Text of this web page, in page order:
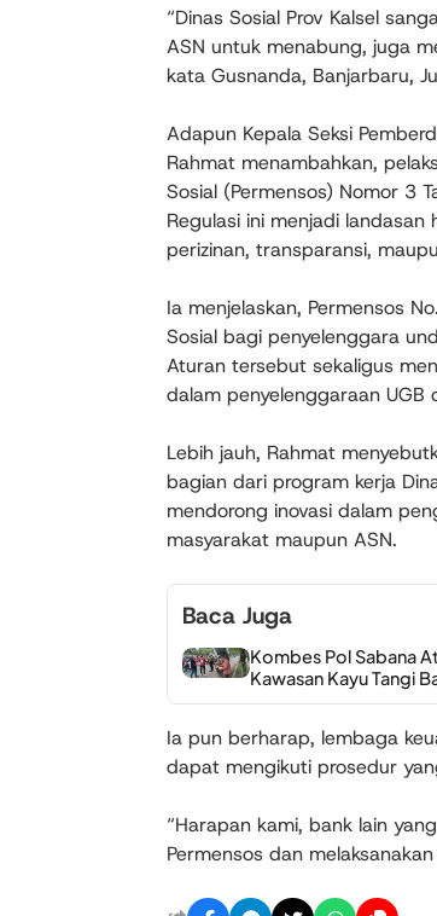
“Dinas Sosial Prov Kalsel
ASN untuk menabung, juga
kata Gusnanda, Banjarbaru,
Adapun Kepala Seksi
Rahmat menambahkan,
Sosial (Permensos) Nomor 3
Regulasi ini menjadi
perizinan, transparansi,
Ia menjelaskan, Permensos
Sosial bagi penyelenggara
Aturan tersebut sekaligus
dalam penyelenggaraan UGB
Lebih jauh, Rahmat
bagian dari program kerja
mendorong inovasi dalam
masyarakat maupun ASN.
Baca Juga
Kombes Pol Sabana
Kawasan Kayu Tangi
Ia pun berharap, lembaga
dapat mengikuti prosedur
“Harapan kami, bank lain
Permensos dan